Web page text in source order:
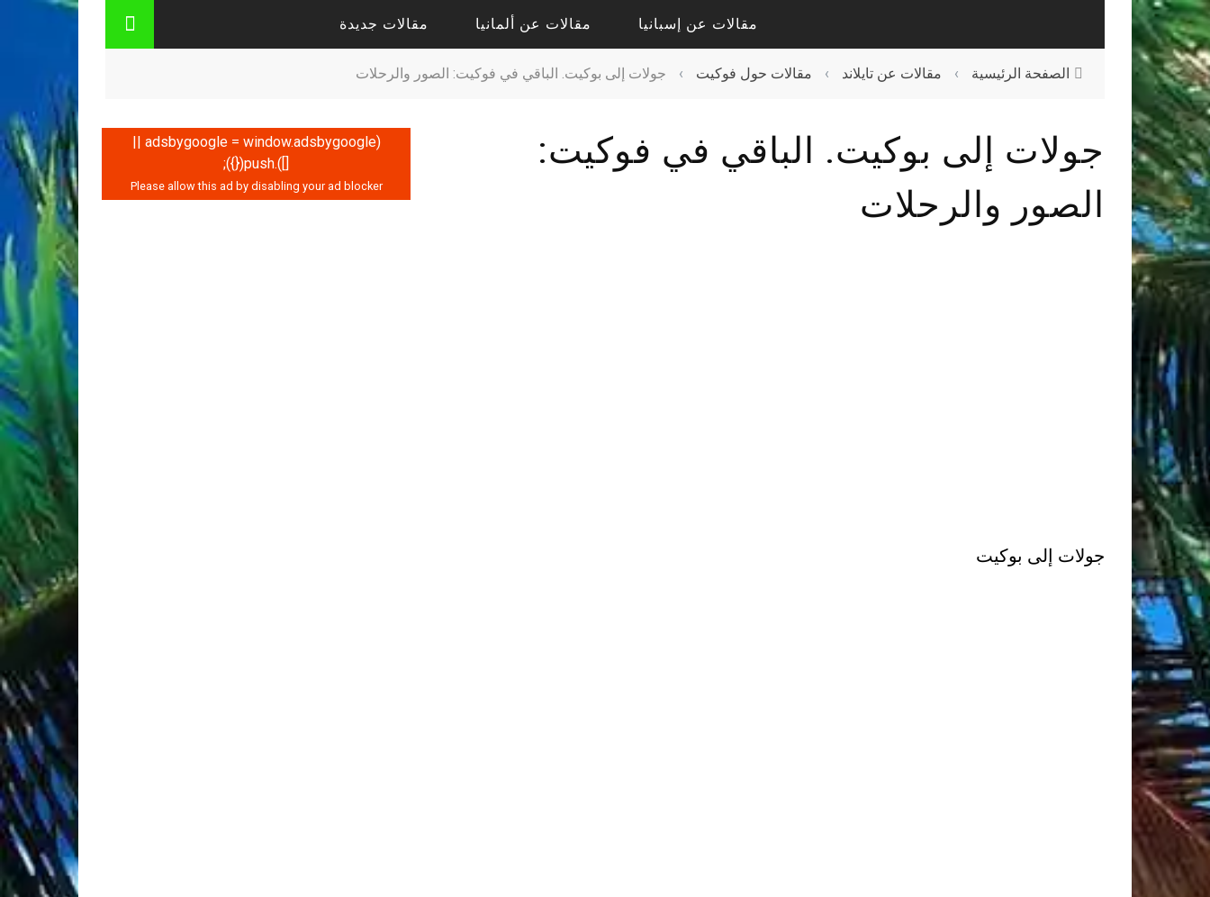
مقالات عن إسبانيا
مقالات حول فالنسيا
مقالات عن ألمانيا مقالات جديدة
الصفحة الرئيسية › مقالات عن تايلاند › مقالات حول فوكيت › جولات إلى بوكيت. الباقي في فوكيت: الصور والرحلات
جولات إلى بوكيت. الباقي في فوكيت:
الصور والرحلات
جولات إلى بوكيت
(adsbygoogle = window.adsbygoogle ||
[]).push({});